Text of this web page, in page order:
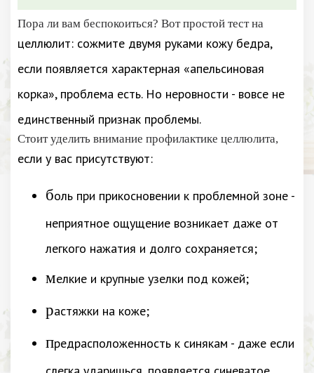
Пора ли вам беспокоиться? Вот простой тест на
целлюлит: сожмите двумя руками кожу бедра,
если появляется характерная «апельсиновая
корка», проблема есть. Но неровности - вовсе не
единственный признак проблемы.
Стоит уделить внимание профилактике целлюлита,
если у вас присутствуют:
боль при прикосновении к проблемной зоне -
неприятное ощущение возникает даже от
легкого нажатия и долго сохраняется;
мелкие и крупные узелки под кожей;
растяжки на коже;
предрасположенность к синякам - даже если